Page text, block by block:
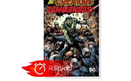
lo más profundo del alma